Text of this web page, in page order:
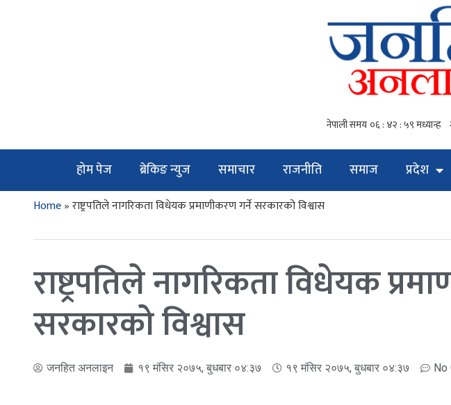
होम पेज ब्रेकिङ न्युज समाचार राजनीति समाज प्रदेश
Home»राष्ट्रपतिले नागरिकता विधेयक प्रमाणीकरण गर्ने सरकारको विश्वास
राष्ट्रपतिले नागरिकता विधेयक
सरकारको विश्वास
जनहित अनलाइन १९ मंसिर २०७५, बुधबार ०४:३७ १९ मंसिर २०७५, बुधबार ०४:३७ No